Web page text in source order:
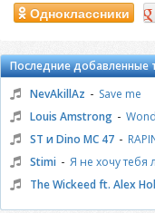
Одноклассники
Последние добавленные
NevAkillAz - Save me
Louis Amstrong -
ST и Dino MC 47 -
Stimi - Я не хочу тебя
The Wickeed ft. Alex